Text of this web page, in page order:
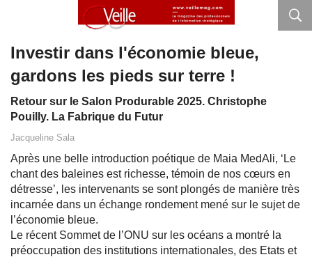
Investir dans l'économie bleue,
gardons les pieds sur terre !
Retour sur le Salon Produrable 2025. Christophe
Pouilly. La Fabrique du Futur
Jacqueline Sala
Après une belle introduction poétique de Maia MedAli, ‘Le
chant des baleines est richesse, témoin de nos cœurs en
détresse’, les intervenants se sont plongés de manière très
incarnée dans un échange rondement mené sur le sujet de
l’économie bleue.
Le récent Sommet de l’ONU sur les océans a montré la
préoccupation des institutions internationales, des Etats et